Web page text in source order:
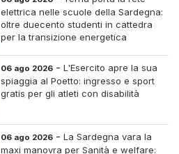
elettrica nelle scuole della Sardegna:
oltre duecento studenti in cattedra
per la transizione energetica
06 ago 2026 -L'Esercito apre la sua
spiaggia al Poetto: ingresso e sport
gratis per gli atleti con disabilità
06 ago 2026 -La Sardegna vara la
maxi manovra per Sanità e welfare: